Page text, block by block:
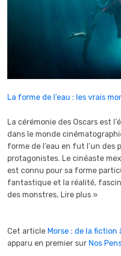
La forme de l’eau : les vrais
La cérémonie des Oscars est
dans le monde
forme de l’eau en fut l’un des
protagonistes. Le cinéaste
est connu pour sa forme
fantastique et la réalité,
des monstres, Lire plus »
Cet article Morse : de la fiction
apparu en premier sur Nos